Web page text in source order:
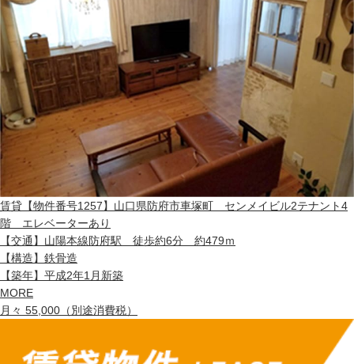
賃貸 【物件番号1257】山口県防府市車塚町 センメイビル2テナント4
階 エレベーターあり
【交通】 山陽本線防府駅 徒歩約6分 約479ｍ
【構造】 鉄骨造
【築年】 平成2年1月新築
MORE
月々 55,000（別途消費税）